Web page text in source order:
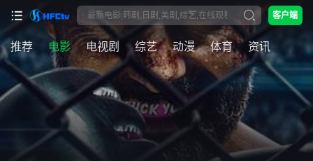
客户端
推荐 电影 电视剧 综艺 动漫 体育 资讯